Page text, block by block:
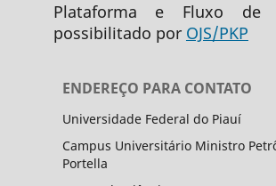
Plataforma e Fluxo de
possibilitado por OJS/PKP
ENDEREÇO PARA CONTATO
Universidade Federal do Piauí
Campus Universitário Ministro
Portella